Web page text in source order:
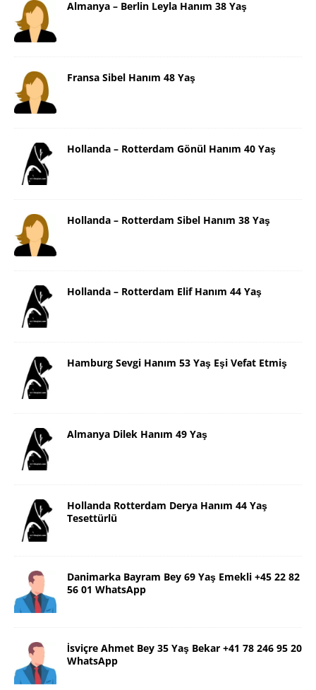
Almanya – Berlin Leyla Hanım 38 Yaş
Fransa Sibel Hanım 48 Yaş
Hollanda – Rotterdam Gönül Hanım 40 Yaş
Hollanda – Rotterdam Sibel Hanım 38 Yaş
Hollanda – Rotterdam Elif Hanım 44 Yaş
Hamburg Sevgi Hanım 53 Yaş Eşi Vefat Etmiş
Almanya Dilek Hanım 49 Yaş
Hollanda Rotterdam Derya Hanım 44 Yaş
Tesettürlü
Danimarka Bayram Bey 69 Yaş Emekli +45 22 82
56 01 WhatsApp
İsviçre Ahmet Bey 35 Yaş Bekar +41 78 246 95 20
WhatsApp